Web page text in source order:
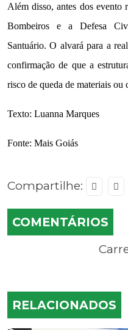
Além disso, antes dos evento
Bombeiros e a Defesa
Santuário. O alvará para a
confirmação de que a
risco de queda de materiais
Texto: Luanna Marques
Fonte: Mais Goiás
Compartilhe:
COMENTÁRIOS
RELACIONADOS